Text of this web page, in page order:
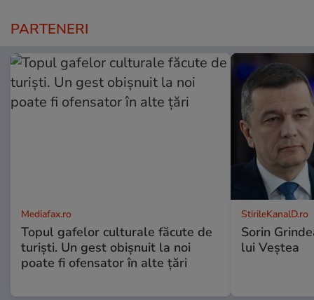
PARTENERI
Mediafax.ro
Topul gafelor culturale făcute de
turiști. Un gest obișnuit la noi
poate fi ofensator în alte țări
StirileKanalD.ro
Sorin
lui Veștea